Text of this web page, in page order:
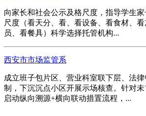
向家长和社会公示及格尺度，指导学生
尺度（看天分、看、看设备、看食材、
员、看餐具）科学选择托管机构...
西安市市场监管系
成立班子包片区、营业科室联下层、法
制，下沉沉点小区开展示场核查。针对
启动纵向溯源+横向联动措置流程，...